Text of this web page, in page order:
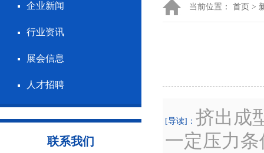
企业新闻
行业资讯
展会信息
人才招聘
联系我们
当前位置： 首页 >
[导读]： 挤出成
一定压力